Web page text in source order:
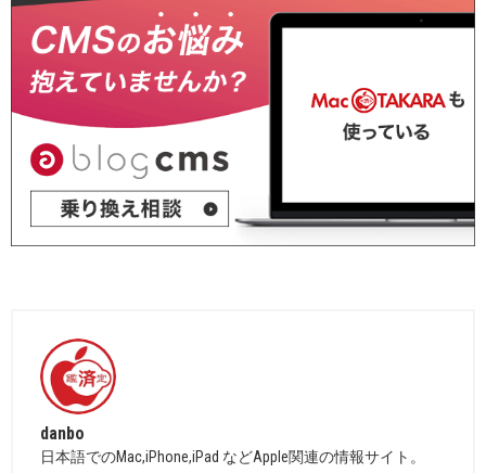
danbo
日本語でのMac,iPhone,iPad などApple関連の情報サイト。